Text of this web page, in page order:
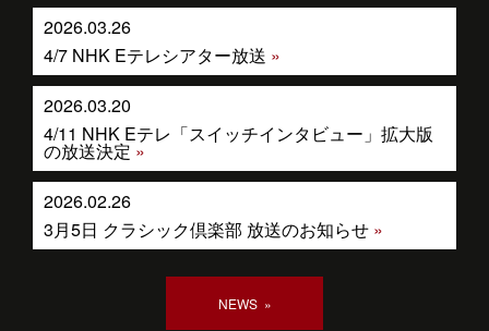
2026.03.26
4/7 NHK Eテレシアター放送
2026.03.20
4/11 NHK Eテレ「スイッチインタビュー」拡大版
の放送決定
2026.02.26
3月5日 クラシック倶楽部 放送のお知らせ
NEWS